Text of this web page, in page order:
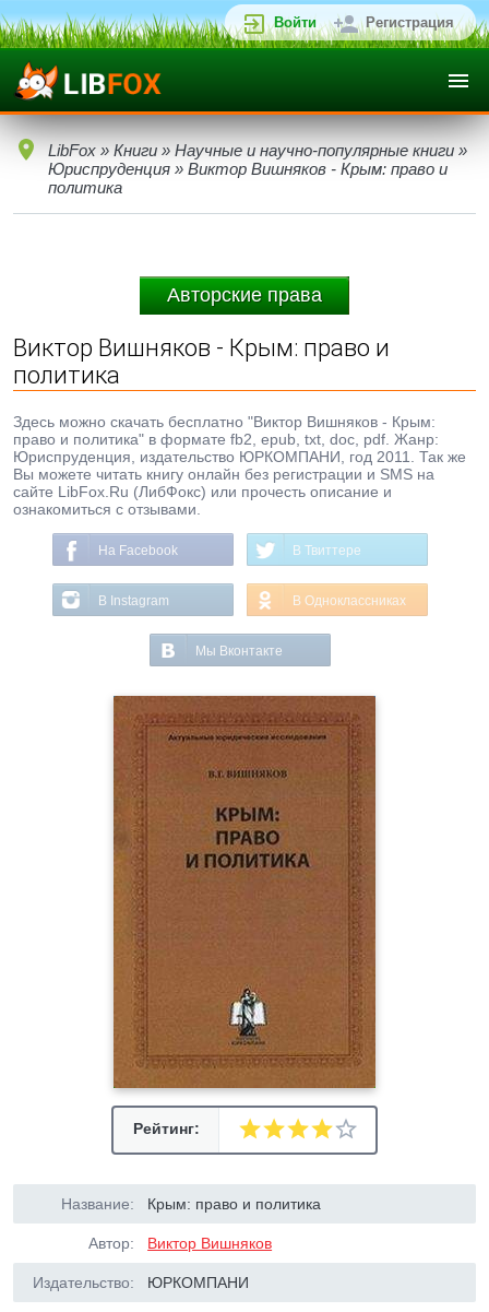
Войти Регистрация
LibFox » Книги » Научные и научно-популярные книги »
Юриспруденция » Виктор Вишняков - Крым: право и
политика
Авторские права
Виктор Вишняков - Крым: право и
политика
Здесь можно скачать бесплатно "Виктор Вишняков - Крым:
право и политика" в формате fb2, epub, txt, doc, pdf. Жанр:
Юриспруденция, издательство ЮРКОМПАНИ, год 2011. Так же
Вы можете читать книгу онлайн без регистрации и SMS на
сайте LibFox.Ru (ЛибФокс) или прочесть описание и
ознакомиться с отзывами.
На Facebook В Твиттере
В Instagram В Одноклассниках
Мы Вконтакте
Рейтинг:
Название: Крым: право и политика
Автор: Виктор Вишняков
Издательство: ЮРКОМПАНИ